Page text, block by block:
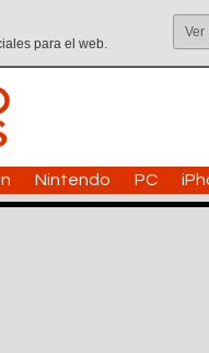
para el web.
Ver
Nintendo PC